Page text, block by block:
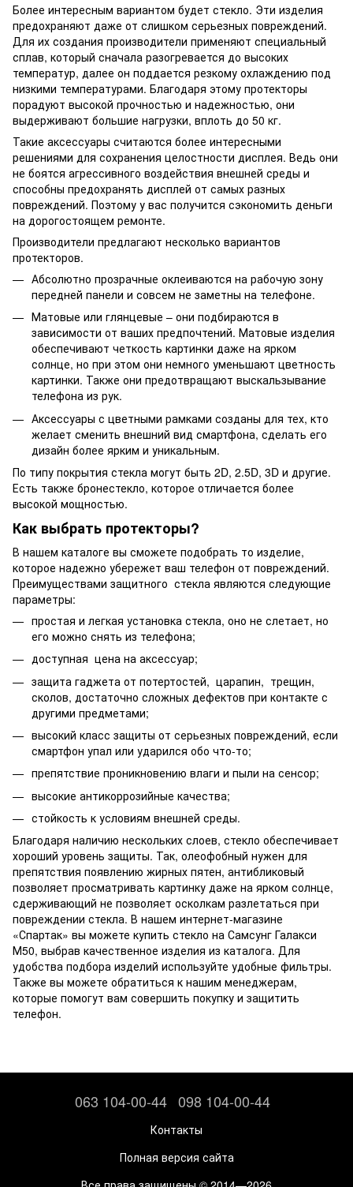
Более интересным вариантом будет стекло. Эти изделия
предохраняют даже от слишком серьезных повреждений.
Для их создания производители применяют специальный
сплав, который сначала разогревается до высоких
температур, далее он поддается резкому охлаждению под
низкими температурами. Благодаря этому протекторы
порадуют высокой прочностью и надежностью, они
выдерживают большие нагрузки, вплоть до 50 кг.
Такие аксессуары считаются более интересными
решениями для сохранения целостности дисплея. Ведь они
не боятся агрессивного воздействия внешней среды и
способны предохранять дисплей от самых разных
повреждений. Поэтому у вас получится сэкономить деньги
на дорогостоящем ремонте.
Производители предлагают несколько вариантов
протекторов.
Абсолютно прозрачные оклеиваются на рабочую зону
передней панели и совсем не заметны на телефоне.
Матовые или глянцевые – они подбираются в
зависимости от ваших предпочтений. Матовые изделия
обеспечивают четкость картинки даже на ярком
солнце, но при этом они немного уменьшают цветность
картинки. Также они предотвращают выскальзывание
телефона из рук.
Аксессуары с цветными рамками созданы для тех, кто
желает сменить внешний вид смартфона, сделать его
дизайн более ярким и уникальным.
По типу покрытия стекла могут быть 2D, 2.5D, 3D и другие.
Есть также бронестекло, которое отличается более
высокой мощностью.
Как выбрать протекторы?
В нашем каталоге вы сможете подобрать то изделие,
которое надежно убережет ваш телефон от повреждений.
Преимуществами защитного стекла являются следующие
параметры:
простая и легкая установка стекла, оно не слетает, но
его можно снять из телефона;
доступная цена на аксессуар;
защита гаджета от потертостей, царапин, трещин,
сколов, достаточно сложных дефектов при контакте с
другими предметами;
высокий класс защиты от серьезных повреждений, если
смартфон упал или ударился обо что-то;
препятствие проникновению влаги и пыли на сенсор;
высокие антикоррозийные качества;
стойкость к условиям внешней среды.
Благодаря наличию нескольких слоев, стекло обеспечивает
хороший уровень защиты. Так, олеофобный нужен для
препятствия появлению жирных пятен, антибликовый
позволяет просматривать картинку даже на ярком солнце,
сдерживающий не позволяет осколкам разлетаться при
повреждении стекла. В нашем интернет-магазине
«Спартак» вы можете купить стекло на Самсунг Галакси
М50, выбрав качественное изделия из каталога. Для
удобства подбора изделий используйте удобные фильтры.
Также вы можете обратиться к нашим менеджерам,
которые помогут вам совершить покупку и защитить
телефон.
063 104-00-44 098 104-00-44
Контакты
Полная версия сайта